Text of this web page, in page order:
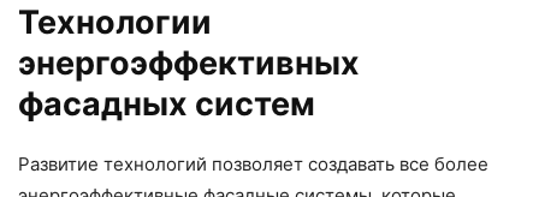
Технологии
энергоэффективных
фасадных систем
Развитие технологий позволяет создавать все более